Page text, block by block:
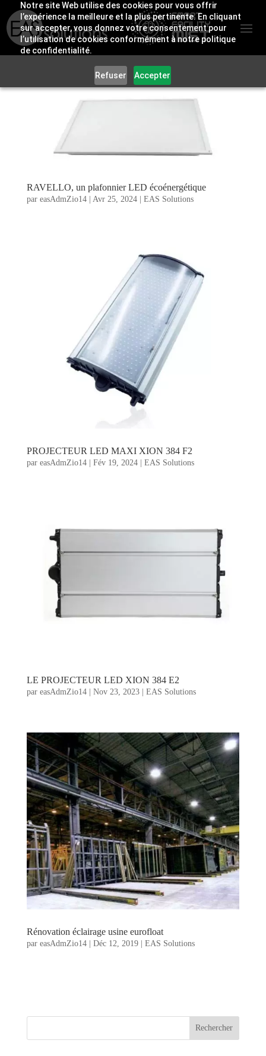
Notre site Web utilise des cookies pour vous offrir
l’expérience la meilleure et la plus pertinente. En cliquant
sur accepter, vous donnez votre consentement pour
l’utilisation de cookies conformément à notre politique
de confidentialité.
Refuser Accepter
RAVELLO, un plafonnier LED écoénergétique
par easAdmZio14| Avr 25, 2024| EAS Solutions
PROJECTEUR LED MAXI XION 384 F2
par easAdmZio14| Fév 19, 2024| EAS Solutions
LE PROJECTEUR LED XION 384 E2
par easAdmZio14| Nov 23, 2023| EAS Solutions
Rénovation éclairage usine eurofloat
par easAdmZio14| Déc 12, 2019| EAS Solutions
Rechercher